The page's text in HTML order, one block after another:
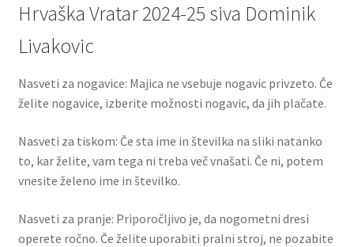
Hrvaška Vratar 2024-25 siva Dominik
Livakovic
Nasveti za nogavice: Majica ne vsebuje nogavic privzeto. Če
želite nogavice, izberite možnosti nogavic, da jih plačate.
Nasveti za tiskom: Če sta ime in številka na sliki natanko
to, kar želite, vam tega ni treba več vnašati. Če ni, potem
vnesite želeno ime in številko.
Nasveti za pranje: Priporočljivo je, da nogometni dresi
operete ročno. Če želite uporabiti pralni stroj, ne pozabite